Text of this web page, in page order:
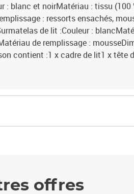
: blanc et noirMatériau : tissu (100
: ressorts ensachés,
de lit :Couleur :
de remplissage :
contient :1 x cadre de lit1 x tête
offres